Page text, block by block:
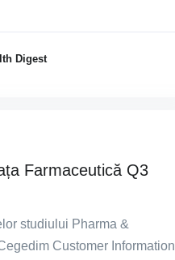
Digest
Farmaceutică Q3
studiului Pharma &
Customer Information